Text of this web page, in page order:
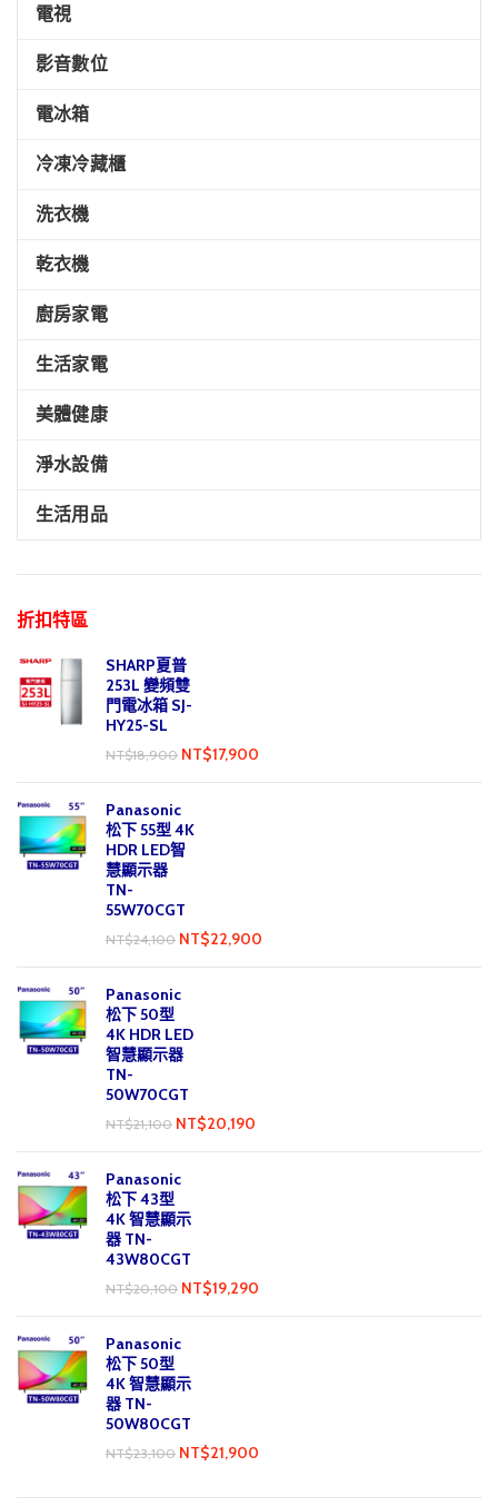
電視
影音數位
電冰箱
冷凍冷藏櫃
洗衣機
乾衣機
廚房家電
生活家電
美體健康
淨水設備
生活用品
折扣特區
SHARP夏普
253L 變頻雙
門電冰箱 SJ-
HY25-SL
NT$18,900 NT$17,900
Panasonic
松下 55型 4K
HDR LED智
慧顯示器
TN-
55W70CGT
NT$24,100 NT$22,900
Panasonic
松下 50型
4K HDR LED
智慧顯示器
TN-
50W70CGT
NT$21,100 NT$20,190
Panasonic
松下 43型
4K 智慧顯示
器 TN-
43W80CGT
NT$20,100 NT$19,290
Panasonic
松下 50型
4K 智慧顯示
器 TN-
50W80CGT
NT$23,100 NT$21,900